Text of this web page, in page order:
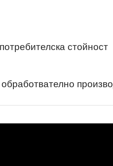
стойност